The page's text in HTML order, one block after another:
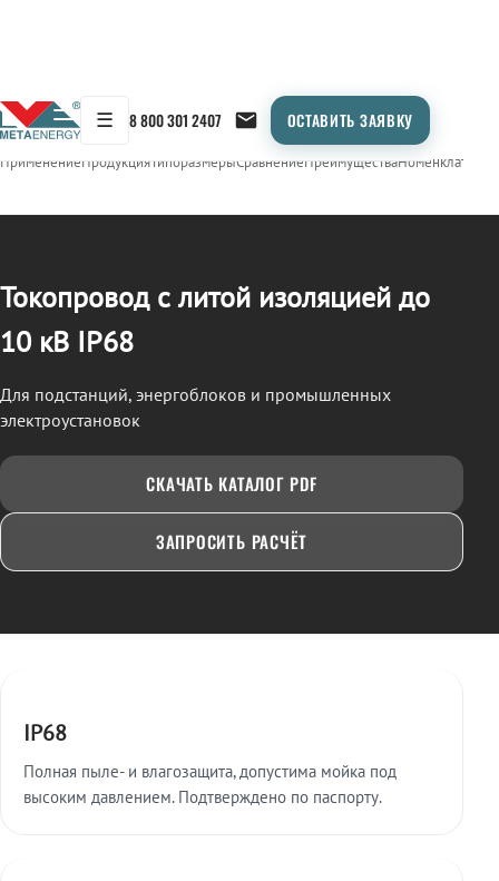
☰ 8 800 301 2407 ОСТАВИТЬ ЗАЯВКУ
← Продукция/ТОКОПРОВОД
ПрименениеПродукцияТипоразмерыСравнениеПреимуществаНоменклатура
Токопровод с литой изоляцией до
10 кВ IP68
Для подстанций, энергоблоков и промышленных
электроустановок
СКАЧАТЬ КАТАЛОГ PDF
ЗАПРОСИТЬ РАСЧЁТ
IP68
Полная пыле- и влагозащита, допустима мойка под
высоким давлением. Подтверждено по паспорту.